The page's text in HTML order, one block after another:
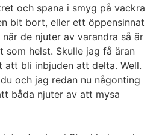
och spana i smyg på vackra
bit bort, eller ett öppensinnat
de njuter av varandra så är
som helst. Skulle jag få äran
att bli inbjuden att delta. Well.
och jag redan nu någonting
båda njuter av att mysa